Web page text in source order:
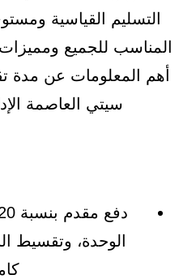
التسليم القياسية
المناسب للجميع
أهم المعلومات عن مدة
سيتي العاصمة